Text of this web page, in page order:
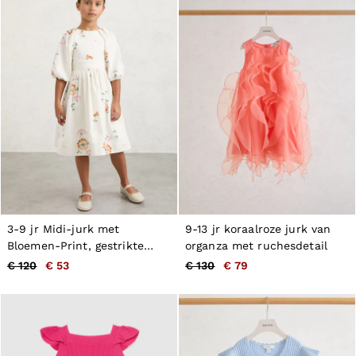
Tops & T-Shirts
Jumpsuits & Playsuits
Trousers
Suits & Tailoring
Blazers
Skirts & Shorts
Swimwear
Shirts & Blouses
Sweats & Joggers
Jackets & Coats
Knitwear & Jumpers
Petite
Jeans
Shoes
Accessories
Brands Outlet
32
34
38
42
44
3-9 jr Midi-jurk met
Bloemen-Print, gestrikte
achterkant en meerkleurige
€ 120 € 53
9-13 jr koraalroze jurk van
organza met ruchesdetail
€ 130
€ 79